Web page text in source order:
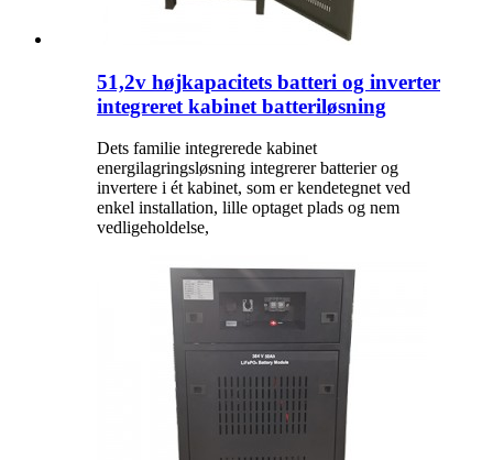
51,2v højkapacitets batteri og inverter
integreret kabinet batteriløsning
Dets familie integrerede kabinet
energilagringsløsning integrerer batterier og
invertere i ét kabinet, som er kendetegnet ved
enkel installation, lille optaget plads og nem
vedligeholdelse,